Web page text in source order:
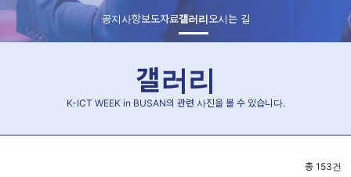
공지사항보도자료갤러리오시는 길
갤러리
K-ICT WEEK in BUSAN의 관련 사진을 볼 수 있습니다.
총 153건